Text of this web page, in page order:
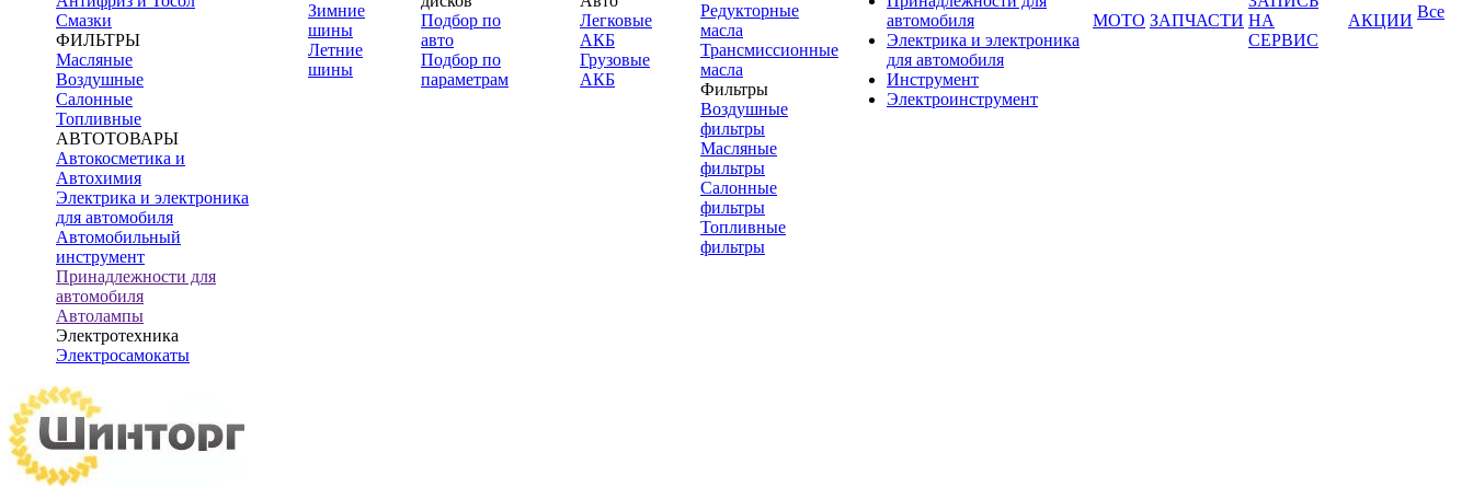
Смазки
ФИЛЬТРЫ
Масляные
Воздушные
Салонные
Топливные
АВТОТОВАРЫ
Автокосметика и
Автохимия
Электрика и электроника
для автомобиля
Автомобильный
инструмент
Принадлежности для
автомобиля
Автолампы
Электротехника
Электросамокаты
Зимние
шины
Летние
шины
Подбор по
авто
Подбор по
параметрам
Легковые
АКБ
Грузовые
АКБ
Редукторные
масла
Трансмиссионные
масла
Фильтры
Воздушные
фильтры
Масляные
фильтры
Салонные
фильтры
Топливные
фильтры
автомобиля
Электрика и электроника
для автомобиля
Инструмент
Электроинструмент
МОТО ЗАПЧАСТИ НА
СЕРВИС
АКЦИИ Все